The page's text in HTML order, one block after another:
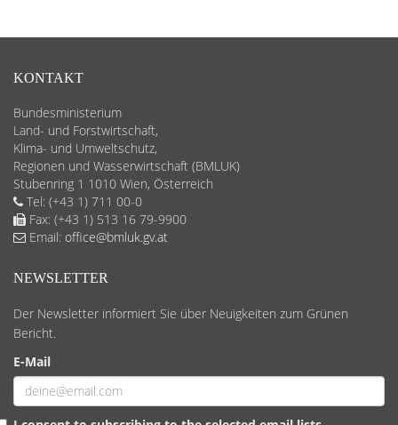
KONTAKT
Bundesministerium
Land- und Forstwirtschaft,
Klima- und Umweltschutz,
Regionen und Wasserwirtschaft (BMLUK)
Stubenring 1 1010 Wien, Österreich
Tel: (+43 1) 711 00-0
Fax: (+43 1) 513 16 79-9900
Email: office@bmluk.gv.at
NEWSLETTER
Der Newsletter informiert Sie über Neuigkeiten zum Grünen
Bericht.
E-Mail